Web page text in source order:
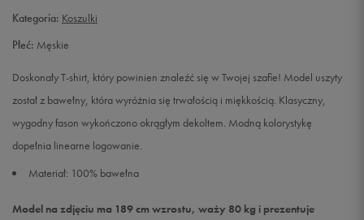
Kategoria: Koszulki
Płeć: Męskie
Doskonały T-shirt, który powinien znaleźć się w Twojej szafie! Model uszyty
został z bawełny, która wyróżnia się trwałością i miękkością. Klasyczny,
wygodny fason wykończono okrągłym dekoltem. Modną kolorystykę
dopełnia linearne logowanie.
Materiał: 100% bawełna
Model na zdjęciu ma 189 cm wzrostu, waży 80 kg i prezentuje